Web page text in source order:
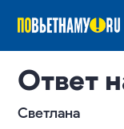
Ответ
Светлана